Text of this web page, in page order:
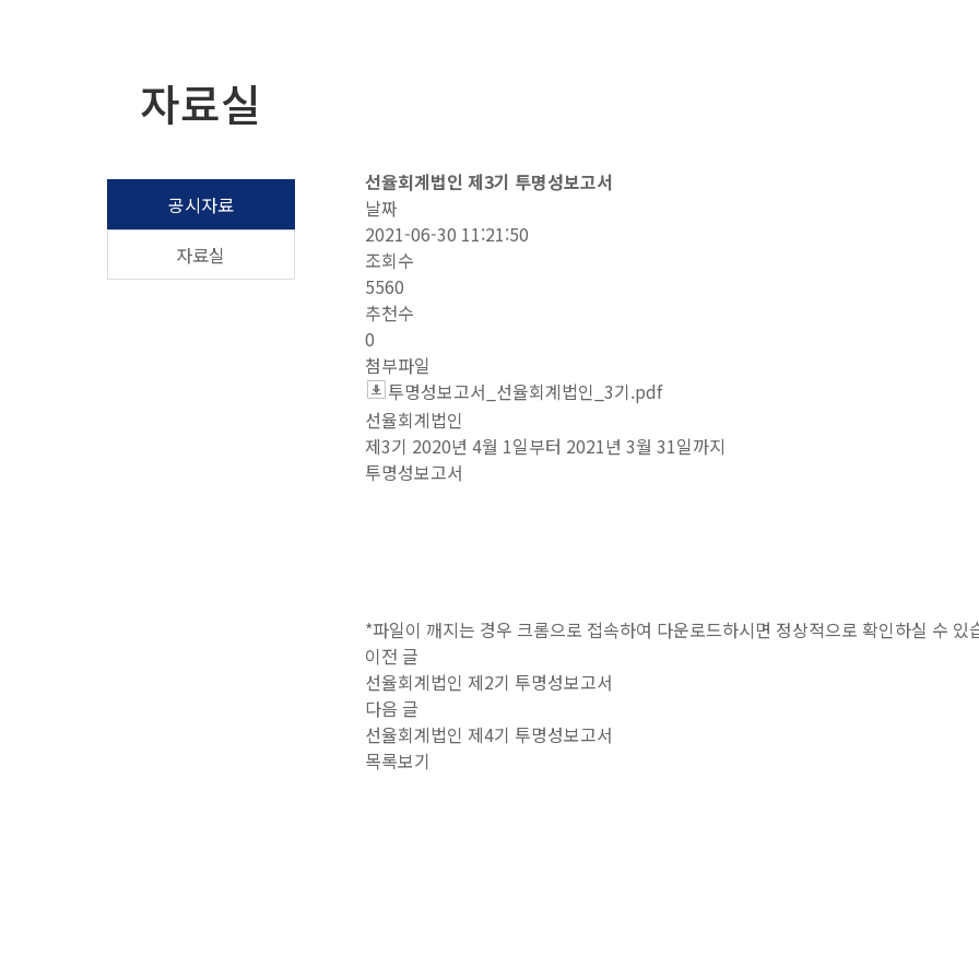
자료실
공시자료
자료실
선율회계법인 제3기 투명성보고서
날짜
2021-06-30 11:21:50
조회수
5560
추천수
0
첨부파일
투명성보고서_선율회계법인_3기.pdf
선율회계법인
제3기 2020년 4월 1일부터 2021년 3월 31일까지
투명성보고서
*파일이 깨지는 경우 크롬으로 접속하여 다운로드하시면 정상적으로 확인하실 수 있
이전 글
선율회계법인 제2기 투명성보고서
다음 글
선율회계법인 제4기 투명성보고서
목록보기